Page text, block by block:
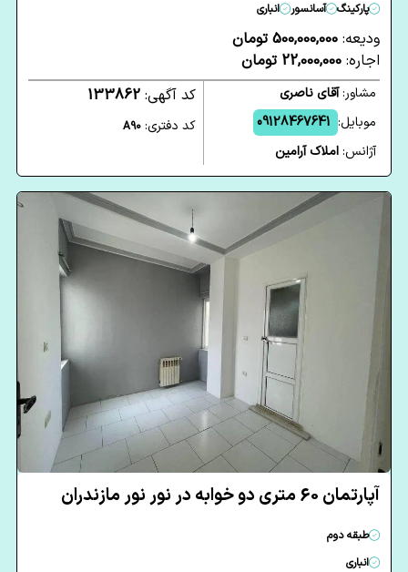
پارکینگ
آسانسور انباری
ودیعه: 500,000,000 تومان
اجاره: 22,000,000 تومان
مشاور:آقای ناصری
موبایل: 09128467641
آژانس:املاک آرامین
کد آگهی: 133862
کد دفتری: A90
آپارتمان 60 متری دو خوابه در نور نور مازندران
طبقه دوم
انباری